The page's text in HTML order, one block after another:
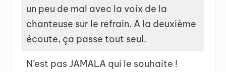
un peu de mal avec la voix de la
chanteuse sur le refrain. A la deuxième
écoute, ça passe tout seul.
N’est pas JAMALA qui le souhaite !